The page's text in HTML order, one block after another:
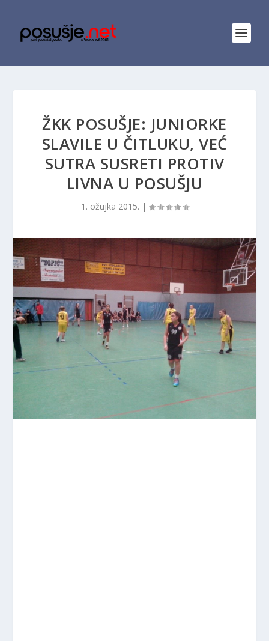
ŽKK POSUŠJE: JUNIORKE
SLAVILE U ČITLUKU, VEĆ
SUTRA SUSRETI PROTIV
LIVNA U POSUŠJU
1. ožujka 2015. |